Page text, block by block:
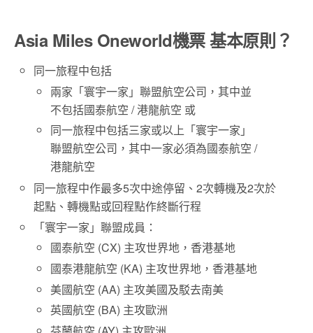
Asia Miles Oneworld機票 基本原則？
同一旅程中包括
兩家「寰宇一家」聯盟航空公司，其中並
不包括國泰航空 / 港龍航空 或
同一旅程中包括三家或以上「寰宇一家」
聯盟航空公司，其中一家必須為國泰航空 /
港龍航空
同一旅程中作最多5次中途停留、2次轉機及2次於
起點、轉機點或回程點作終斷行程
「寰宇一家」聯盟成員：
國泰航空 (CX) 主攻世界地，香港基地
國泰港龍航空 (KA) 主攻世界地，香港基地
美國航空 (AA) 主攻美國及駁去南美
英國航空 (BA) 主攻歐洲